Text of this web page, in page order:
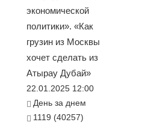
экономической
политики». «Как
грузин из Москвы
хочет сделать из
Атырау Дубай»
22.01.2025 12:00
День за днем
1119 (40257)